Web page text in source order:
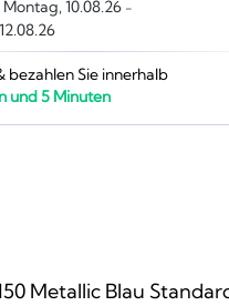
10.08.26 -
bezahlen Sie innerhalb
und5 Minuten
Metallic Blau